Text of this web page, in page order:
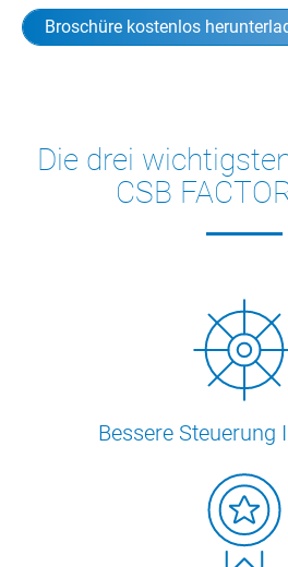
Broschüre kostenlos
Die drei
CSB
Bessere Steuerung